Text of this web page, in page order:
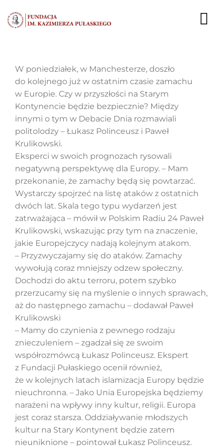
do
zawartości
EKSPERCI
PUBLIKACJE
DZIAŁALNOŚĆ
FUNDACJA
KARIERA
KONTAKT
W poniedziałek, w Manchesterze, doszło
do kolejnego już w ostatnim czasie zamachu
w Europie. Czy w przyszłości na Starym
Kontynencie będzie bezpiecznie? Między
innymi o tym w Debacie Dnia rozmawiali
politolodzy – Łukasz Polinceusz i Paweł
Krulikowski.
Eksperci w swoich prognozach rysowali
negatywną perspektywę dla Europy. – Mam
przekonanie, że zamachy będą się powtarzać.
Wystarczy spojrzeć na listę ataków z ostatnich
dwóch lat. Skala tego typu wydarzeń jest
zatrważająca – mówił w Polskim Radiu 24 Paweł
Krulikowski, wskazując przy tym na znaczenie,
jakie Europejczycy nadają kolejnym atakom.
– Przyzwyczajamy się do ataków. Zamachy
wywołują coraz mniejszy odzew społeczny.
Dochodzi do aktu terroru, potem szybko
przerzucamy się na myślenie o innych sprawach,
aż do następnego zamachu – dodawał Paweł
Krulikowski
– Mamy do czynienia z pewnego rodzaju
znieczuleniem – zgadzał się ze swoim
współrozmówcą Łukasz Polinceusz. Ekspert
z Fundacji Pułaskiego ocenił również,
że w kolejnych latach islamizacja Europy będzie
nieuchronna. – Jako Unia Europejska będziemy
narażeni na wpływy inny kultur, religii. Europa
jest coraz starsza. Oddziaływanie młodszych
kultur na Stary Kontynent będzie zatem
nieuniknione – pointował Łukasz Polinceusz.